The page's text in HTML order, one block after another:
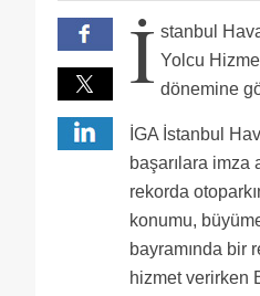
İ stanbul
Yolcu
dönemine
İGA İstanbul
başarılara imza
rekorda
konumu,
bayramında bir
hizmet verirken